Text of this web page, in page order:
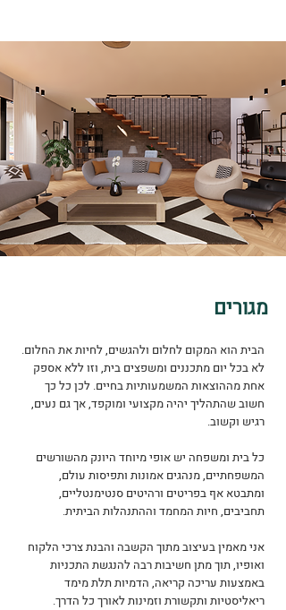
מגורים
הבית הוא המקום לחלום ולהגשים, לחיות את החלום.
לא בכל יום מתכננים ומשפצים בית, וזו ללא אספק
אחת מההוצאות המשמעותיות בחיים. לכן כל כך
חשוב שהתהליך יהיה מקצועי ומוקפד, אך גם נעים,
רגיש וקשוב.
כל בית ומשפחה יש אופי מיוחד היונק מהשורשים
המשפחתיים, מנהגים אמונות ותפיסות עולם,
ומתבטא אף בפריטים ורהיטים סנטימנטליים,
תחביבים, חיות המחמד וההתנהלות הביתית.
אני מאמין בעיצוב מתוך הקשבה והבנת צרכי הלקוח
ואופיו, תוך מתן חשיבות רבה להנגשת התכניות
באמצעות עריכה קריאה, הדמיות תלת מימד
ריאליסטיות ותקשורת וזמינות לאורך כל הדרך.